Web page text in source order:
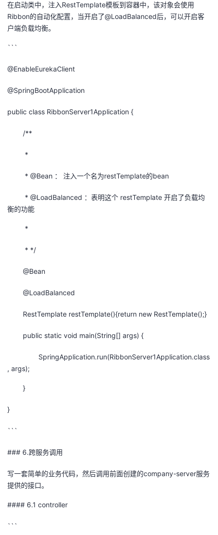
在启动类中，注入RestTemplate模板到容器中，该对象会使用
Ribbon的自动化配置，当开启了@LoadBalanced后，可以开启客
户端负载均衡。
```
@EnableEurekaClient
@SpringBootApplication
public class RibbonServer1Application {
/**
*
* @Bean ： 注入一个名为restTemplate的bean
* @LoadBalanced ：表明这个 restTemplate 开启了负载均
衡的功能
*
* */
@Bean
@LoadBalanced
RestTemplate restTemplate(){return new RestTemplate();}
public static void main(String[] args) {
SpringApplication.run(RibbonServer1Application.class
, args);
}
}
```
### 6.跨服务调用
写一套简单的业务代码，然后调用前面创建的company-server服务
提供的接口。
#### 6.1 controller
```